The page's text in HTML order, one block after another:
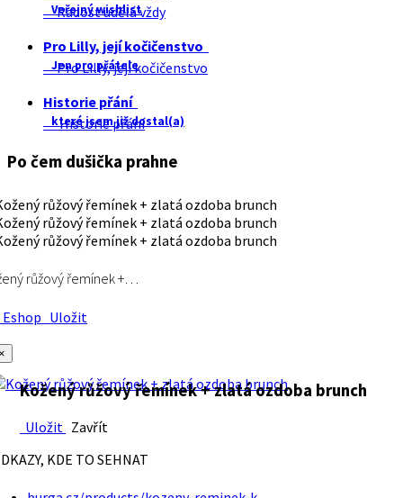
Veřejný wishlist
Radost udělá vždy
Pro Lilly, její kočičenstvo
Jen pro přátele
Pro Lilly, její kočičenstvo
Historie přání
které jsem již dostal(a)
Historie přání
Po čem dušička prahne
růžový řemínek +…
Uložit
Kožený růžový řemínek + zlatá ozdoba brunch
Uložit Zavřít
KDE TO SEHNAT